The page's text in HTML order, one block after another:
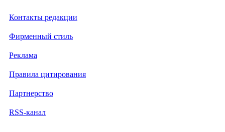
Контакты редакции
Фирменный стиль
Реклама
Правила цитирования
Партнерство
RSS-канал